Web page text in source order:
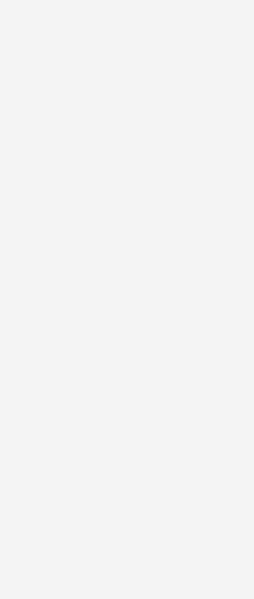
Nos dias 24, 25 e 26 de fevereiro de
referência em difusão de
aniversário de 20 anos do Dia de
Em 2015 o Campo Demonstrativo
uma delas é o aperfeiçoamento na
De acordo com o Coordenador do
também estão sendo feitos na área
animais e máquinas que serão
Ainda segundo Fabrício Jardim
Durante os três dias do 20º Dia de
1995, data em que realizou-se um
anos o Dia de Campo Copercampos
“Estamos produzindo um resgate
desse evento que se consagrou
Conforme a Coordenadora do Dia de
especial será montada no pavilhão
A expectativa dos organizadores do